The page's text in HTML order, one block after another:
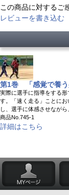
この商品に対するご
レビューを書き込む
第1巻 「感覚で養う
実際に選手に指導をする
す。「速く走る」ことに
し、選手に体感させなが
商品No.745-1
詳細はこちら